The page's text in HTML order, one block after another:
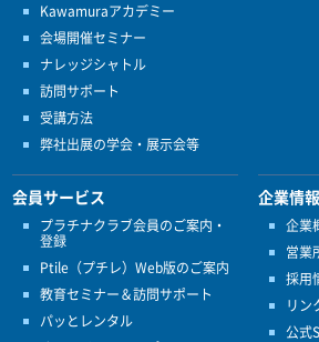
Kawamuraアカデミー
会場開催セミナー
ナレッジシャトル
訪問サポート
受講方法
弊社出展の学会・展示会等
会員サービス
プラチナクラブ会員のご案内・
登録
Ptile（プチレ）Web版のご案内
教育セミナー＆訪問サポート
パッとレンタル
企業情報
企業
営業
採用
リン
公式